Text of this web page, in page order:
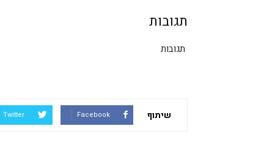
תגובות
תגובות
שיתוף Facebook
Twitter